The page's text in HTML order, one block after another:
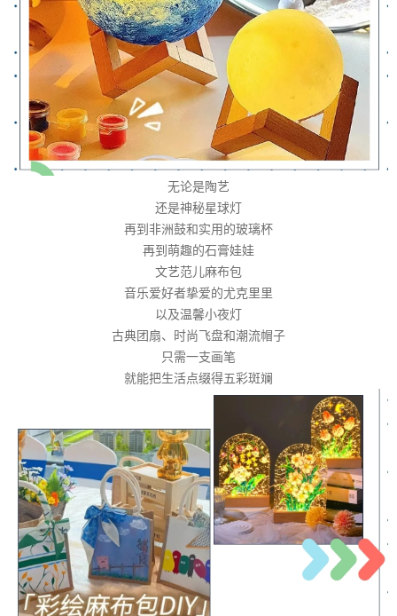
无论是陶艺
还是神秘星球灯
再到非洲鼓和实用的玻璃杯
再到萌趣的石膏娃娃
文艺范儿麻布包
音乐爱好者挚爱的尤克里里
以及温馨小夜灯
古典团扇、时尚飞盘和潮流帽子
只需一支画笔
就能把生活点缀得五彩斑斓